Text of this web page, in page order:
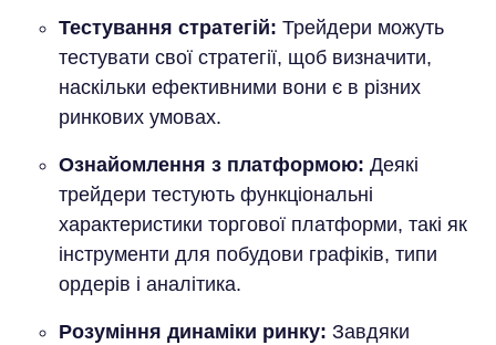
Тестування стратегій: Трейдери можуть
тестувати свої стратегії, щоб визначити,
наскільки ефективними вони є в різних
ринкових умовах.
Ознайомлення з платформою: Деякі
трейдери тестують функціональні
характеристики торгової платформи, такі як
інструменти для побудови графіків, типи
ордерів і аналітика.
Розуміння динаміки ринку: Завдяки